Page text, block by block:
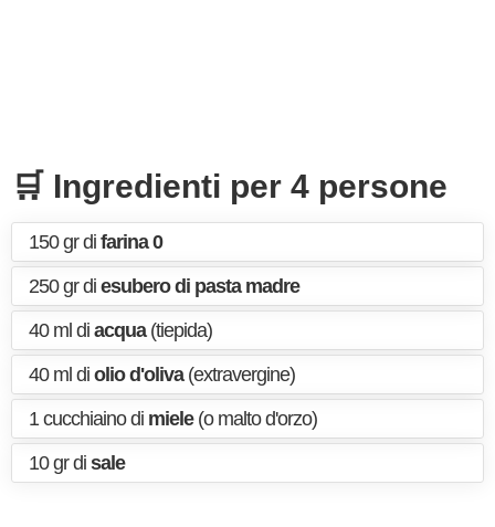
🛒 Ingredienti per 4 persone
150 gr di farina 0
250 gr di esubero di pasta madre
40 ml di acqua(tiepida)
40 ml di olio d'oliva(extravergine)
1 cucchiaino di miele(o malto d'orzo)
10 gr di sale